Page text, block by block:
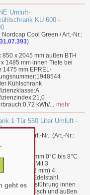
geht es
Umluft-
KU 600 -
Nordcap Cool Green / Art.-Nr.:
)
850 x 2045 mm außen BTH
1485 mm innen Tiefe bei
1475 mm EPREL-
Kühlschrank
kWh/... mehr
1 Tür 550 Liter Umluft -
/ Art.-Nr.: (Art.-Nr.:
720 x 2065 mm 0°C bis 8°C
V 120 Kg Mit 3
(560x542 mm) 4
Füße aus Edelstahl.
Struktur, Ausführung innen
austenitisch und außen